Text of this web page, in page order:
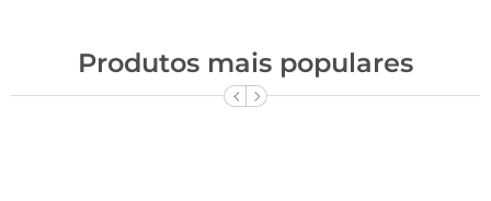
Produtos mais populares